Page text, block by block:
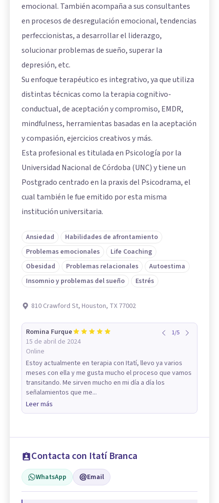
emocional. También acompaña a sus consultantes
en procesos de desregulación emocional, tendencias
perfeccionistas, a desarrollar el liderazgo,
solucionar problemas de sueño, superar la
depresión, etc.
Su enfoque terapéutico es integrativo, ya que utiliza
distintas técnicas como la terapia cognitivo-
conductual, de aceptación y compromiso, EMDR,
mindfulness, herramientas basadas en la aceptación
y compasión, ejercicios creativos y más.
Esta profesional es titulada en Psicología por la
Universidad Nacional de Córdoba (UNC) y tiene un
Postgrado centrado en la praxis del Psicodrama, el
cual también le fue emitido por esta misma
institución universitaria.
Ansiedad
Habilidades de afrontamiento
Problemas emocionales
Life Coaching
Obesidad
Problemas relacionales
Autoestima
Insomnio y problemas del sueño
Estrés
810 Crawford St, Houston, TX 77002
Romina Furque
15 de abril de 2024
Online
1/5
Estoy actualmente en terapia con Itatí, llevo ya varios
meses con ella y me gusta mucho el proceso que vamos
transitando. Me sirven mucho en mi día a día los
señalamientos que me...
Leer más
Contacta con Itatí Branca
WhatsApp Email